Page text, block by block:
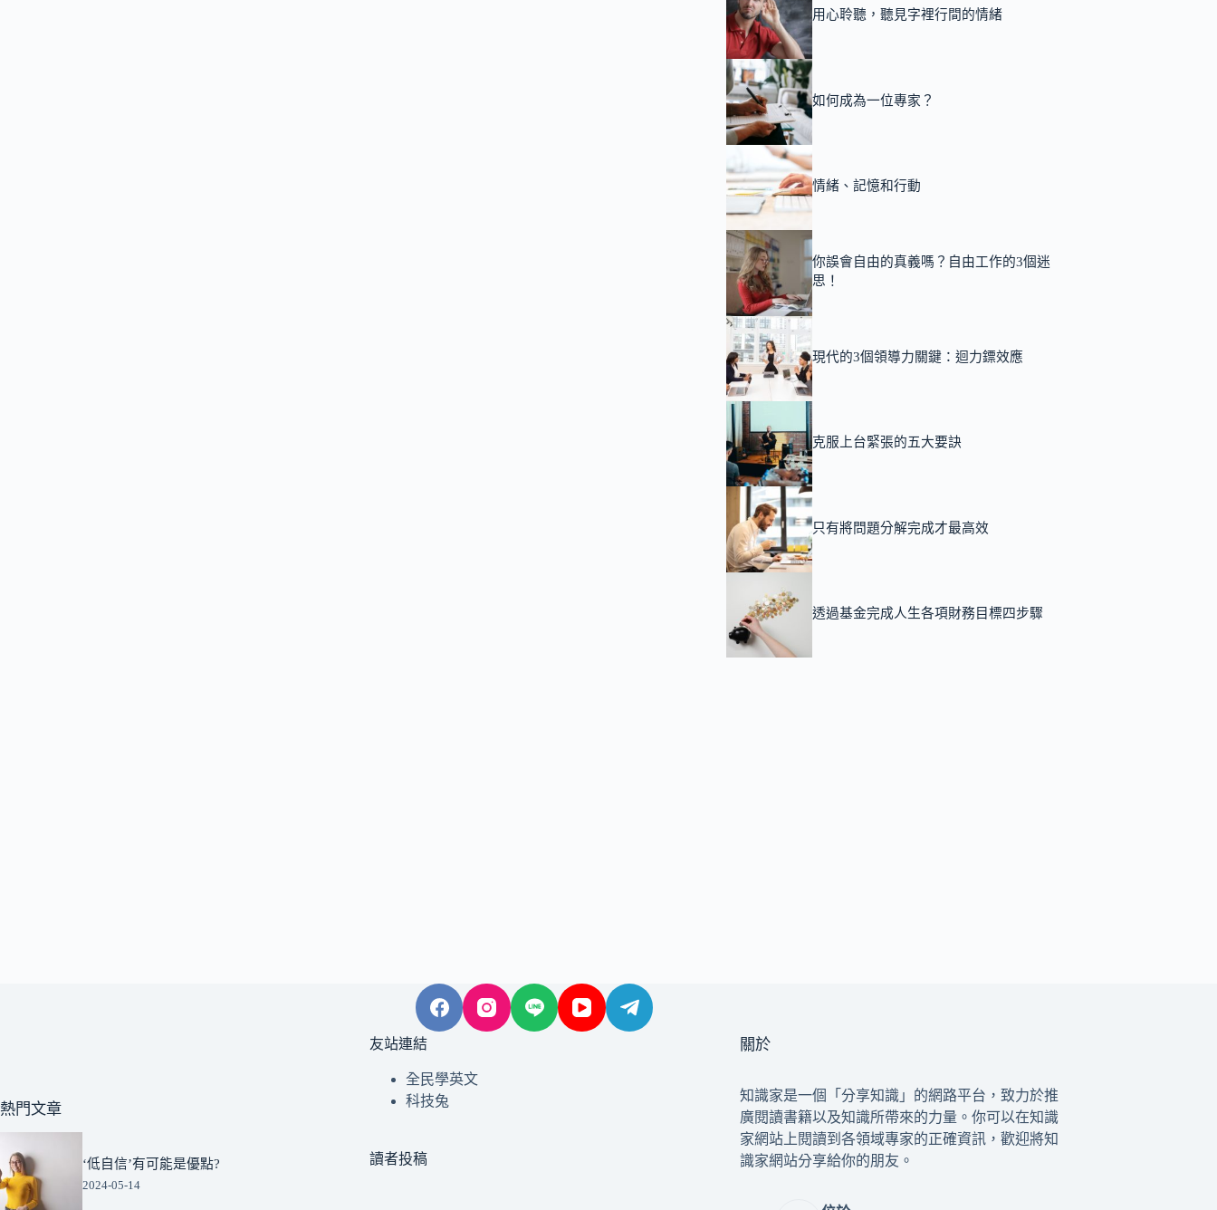
用心聆聽，聽見字裡行間的情緒
如何成為一位專家？
情緒、記憶和行動
你誤會自由的真義嗎？自由工作的3個迷
思！
現代的3個領導力關鍵：迴力鏢效應
克服上台緊張的五大要訣
只有將問題分解完成才最高效
透過基金完成人生各項財務目標四步驟
熱門文章
‘低自信’有可能是優點?
2024-05-14
友站連結
全民學英文
科技兔
讀者投稿
關於
知識家是一個「分享知識」的網路平台，致力於推
廣閱讀書籍以及知識所帶來的力量。你可以在知識
家網站上閱讀到各領域專家的正確資訊，歡迎將知
識家網站分享給你的朋友。